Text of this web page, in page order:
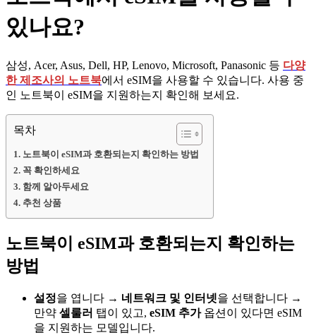
있나요?
삼성, Acer, Asus, Dell, HP, Lenovo, Microsoft, Panasonic 등 다양
한 제조사의 노트북에서 eSIM을 사용할 수 있습니다. 사용 중
인 노트북이 eSIM을 지원하는지 확인해 보세요.
목차
노트북이 eSIM과 호환되는지 확인하는 방법
꼭 확인하세요
함께 알아두세요
추천 상품
노트북이 eSIM과 호환되는지 확인하는
방법
설정을 엽니다 → 네트워크 및 인터넷을 선택합니다 →
만약 셀룰러 탭이 있고, eSIM 추가옵션이 있다면 eSIM
을 지원하는 모델입니다.